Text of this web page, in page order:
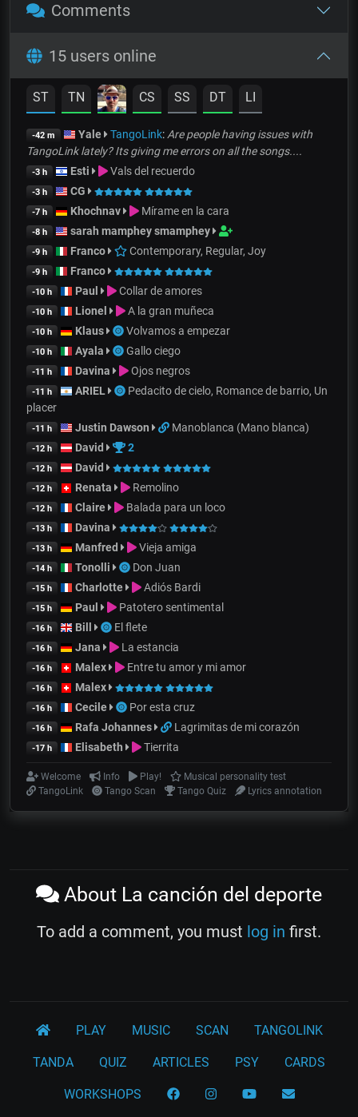
Comments
15 users online
ST TN CS SS DT LI
-42 m Yale TangoLink: Are people having issues with
TangoLink lately? Its giving me errors on all the songs....
-3 h Esti Vals del recuerdo
-3 h CG
-7 h Khochnav Mírame en la cara
-8 h sarah mamphey smamphey
-9 h Franco Contemporary, Regular, Joy
-9 h Franco
-10 h Paul Collar de amores
-10 h Lionel A la gran muñeca
-10 h Klaus Volvamos a empezar
-10 h Ayala Gallo ciego
-11 h Davina Ojos negros
-11 h ARIEL
Pedacito de cielo, Romance de barrio, Un
placer
-11 h Justin Dawson Manoblanca (Mano blanca)
-12 h David 2
-12 h David
-12 h Renata Remolino
-12 h Claire Balada para un loco
-13 h Davina
-13 h Manfred Vieja amiga
-14 h Tonolli Don Juan
-15 h Charlotte Adiós Bardi
-15 h Paul Patotero sentimental
-16 h Bill El flete
-16 h Jana La estancia
-16 h Malex Entre tu amor y mi amor
-16 h Malex
-16 h Cecile Por esta cruz
-16 h Rafa Johannes Lagrimitas de mi corazón
-17 h Elisabeth Tierrita
Welcome Info Play!
Musical personality test
TangoLink
Tango Scan Tango Quiz Lyrics annotation
About La canción del deporte
To add a comment, you must log in first.
PLAY MUSIC SCAN TANGOLINK
TANDA QUIZ ARTICLES PSY CARDS
WORKSHOPS